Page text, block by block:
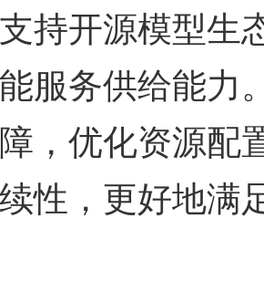
持开源模型生
服务供给能力
，优化资源配
性，更好地满